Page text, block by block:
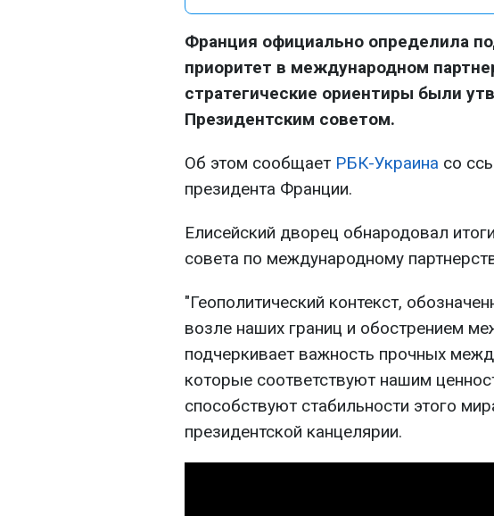
Франция официально определила
приоритет в международном
стратегические ориентиры были
Президентским советом.
Об этом сообщает РБК-Украина со
президента Франции.
Елисейский дворец обнародовал
совета по международному
"Геополитический контекст,
возле наших границ и обострением
подчеркивает важность прочных
которые соответствуют нашим
способствуют стабильности этого
президентской канцелярии.